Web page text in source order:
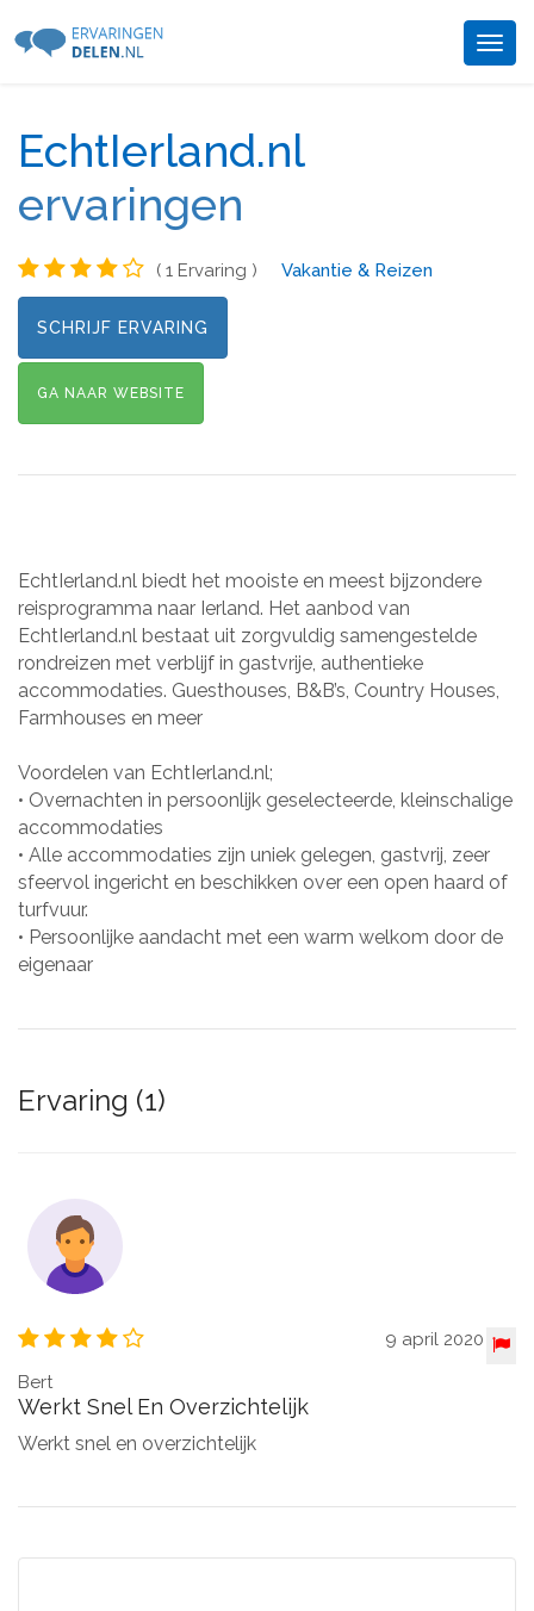
EchtIerland.nl
ervaringen
( 1 Ervaring ) Vakantie & Reizen
SCHRIJF ERVARING
GA NAAR WEBSITE
EchtIerland.nl biedt het mooiste en meest bijzondere
reisprogramma naar Ierland. Het aanbod van
EchtIerland.nl bestaat uit zorgvuldig samengestelde
rondreizen met verblijf in gastvrije, authentieke
accommodaties. Guesthouses, B&B’s, Country Houses,
Farmhouses en meer
Voordelen van EchtIerland.nl;
• Overnachten in persoonlijk geselecteerde, kleinschalige
accommodaties
• Alle accommodaties zijn uniek gelegen, gastvrij, zeer
sfeervol ingericht en beschikken over een open haard of
turfvuur.
• Persoonlijke aandacht met een warm welkom door de
eigenaar
Ervaring (1)
9 april 2020
Bert
Werkt Snel En Overzichtelijk
Werkt snel en overzichtelijk